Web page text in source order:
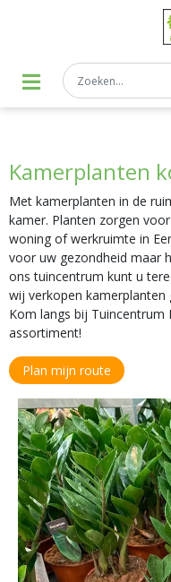
Kamerplanten
Met kamerplanten in de
kamer. Planten zorgen
woning of werkruimte in
voor uw gezondheid maar
ons tuincentrum kunt u
wij verkopen
Kom langs bij Tuincentrum
assortiment!
Plan mijn route